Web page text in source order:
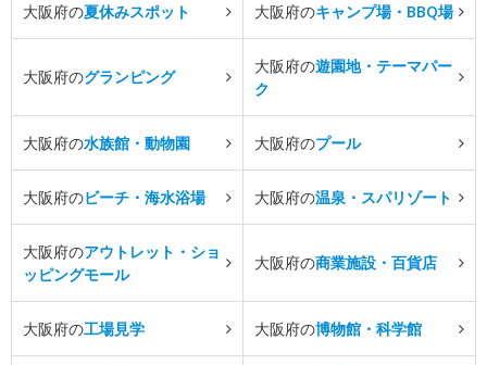
大阪府の夏休みスポット 大阪府のキャンプ場・BBQ場
大阪府のグランピング
大阪府の遊園地・テーマパー
ク
大阪府の水族館・動物園 大阪府のプール
大阪府のビーチ・海水浴場 大阪府の温泉・スパリゾート
大阪府のアウトレット・ショ
ッピングモール
大阪府の商業施設・百貨店
大阪府の工場見学 大阪府の博物館・科学館